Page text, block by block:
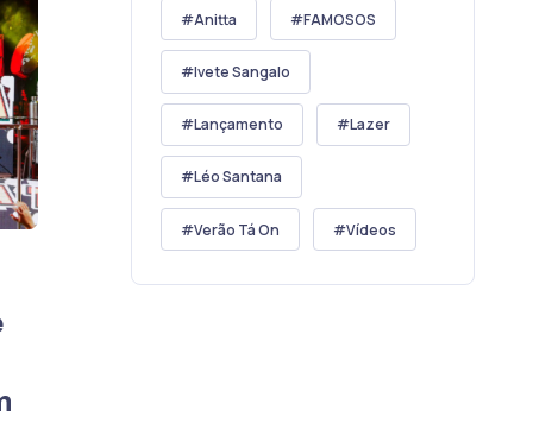
Anitta FAMOSOS
Ivete Sangalo
Lançamento Lazer
Léo Santana
Verão Tá On Vídeos